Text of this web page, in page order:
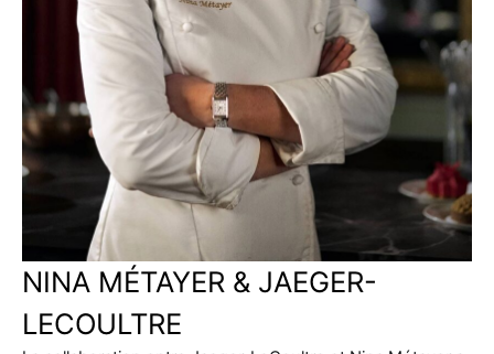
NINA MÉTAYER & JAEGER-
LECOULTRE